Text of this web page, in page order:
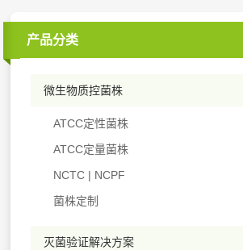
产品分类
微生物质控菌株
ATCC定性菌株
ATCC定量菌株
NCTC | NCPF
菌株定制
灭菌验证解决方案